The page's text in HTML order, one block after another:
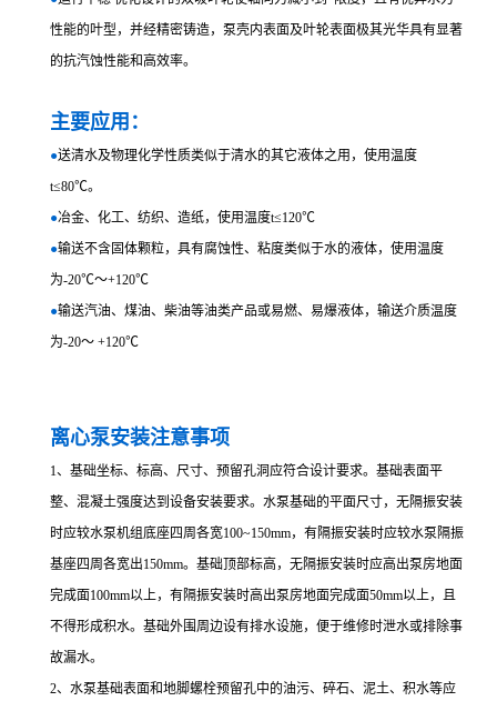
性能的叶型，并经精密铸造，泵壳内表面及叶轮表面极其光华具有显著
的抗汽蚀性能和高效率。
主要应用：
●送清水及物理化学性质类似于清水的其它液体之用，使用温度
t≤80℃。
●冶金、化工、纺织、造纸，使用温度t≤120℃
●输送不含固体颗粒，具有腐蚀性、粘度类似于水的液体，使用温度
为-20℃～+120℃
●输送汽油、煤油、柴油等油类产品或易燃、易爆液体，输送介质温度
为-20～ +120℃
离心泵安装注意事项
1、基础坐标、标高、尺寸、预留孔洞应符合设计要求。基础表面平
整、混凝土强度达到设备安装要求。水泵基础的平面尺寸，无隔振安装
时应较水泵机组底座四周各宽100~150mm，有隔振安装时应较水泵隔振
基座四周各宽出150mm。基础顶部标高，无隔振安装时应高出泵房地面
完成面100mm以上，有隔振安装时高出泵房地面完成面50mm以上，且
不得形成积水。基础外围周边设有排水设施，便于维修时泄水或排除事
故漏水。
2、水泵基础表面和地脚螺栓预留孔中的油污、碎石、泥土、积水等应